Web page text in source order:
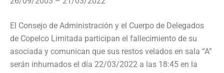
El Consejo de Administración y el Cuerpo de Delegados
de Copelco Limitada participan el fallecimiento de su
asociada y comunican que sus restos velados en sala “A”
serán inhumados el día 22/03/2022 a las 18:45 en la